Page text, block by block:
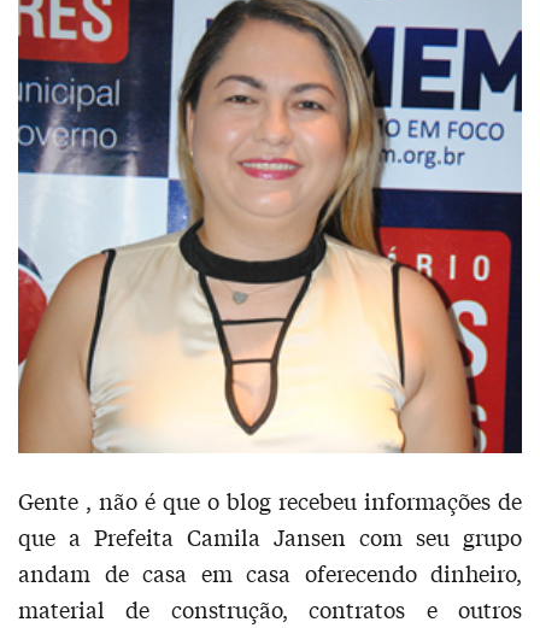
Gente , não é que o blog recebeu informações de
que a Prefeita Camila Jansen com seu grupo
andam de casa em casa oferecendo dinheiro,
material de construção, contratos e outros